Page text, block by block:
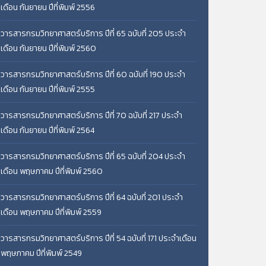
เดือน กันยายน ปีที่พิมพ์ 2556
วารสารกรมวิทยาศาสตร์บริการ ปีที่ 65 ฉบับที่ 205 ประจำ
เดือน กันยายน ปีที่พิมพ์ 2560
วารสารกรมวิทยาศาสตร์บริการ ปีที่ 60 ฉบับที่ 190 ประจำ
เดือน กันยายน ปีที่พิมพ์ 2555
วารสารกรมวิทยาศาสตร์บริการ ปีที่ 70 ฉบับที่ 217 ประจำ
เดือน กันยายน ปีที่พิมพ์ 2564
วารสารกรมวิทยาศาสตร์บริการ ปีที่ 65 ฉบับที่ 204 ประจำ
เดือน พฤษภาคม ปีที่พิมพ์ 2560
วารสารกรมวิทยาศาสตร์บริการ ปีที่ 64 ฉบับที่ 201 ประจำ
เดือน พฤษภาคม ปีที่พิมพ์ 2559
วารสารกรมวิทยาศาสตร์บริการ ปีที่ 54 ฉบับที่ 171 ประจำเดือน
พฤษภาคม ปีที่พิมพ์ 2549